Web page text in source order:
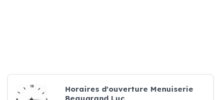
Horaires d'ouverture Menuiserie